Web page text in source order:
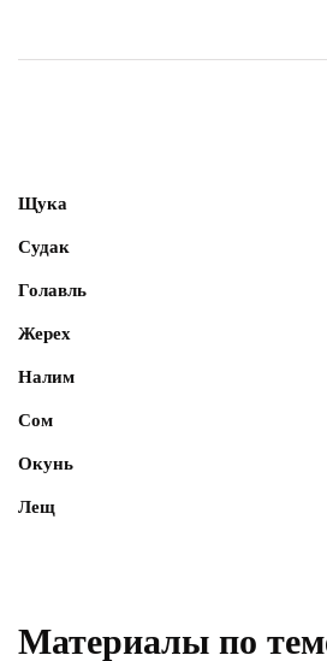
Щука
Судак
Голавль
Жерех
Налим
Сом
Окунь
Лещ
Материалы по